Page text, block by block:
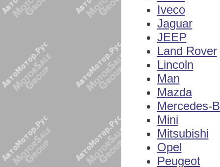
Iveco
Jaguar
JEEP
Land Rover
Lincoln
Man
Mazda
Mercedes-
Mini
Mitsubishi
Opel
Peugeot